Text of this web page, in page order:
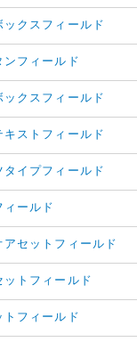
ックスフィールド
ンフィールド
ックスフィールド
キストフィールド
タイプフィールド
ィールド
アセットフィールド
ットフィールド
トフィールド